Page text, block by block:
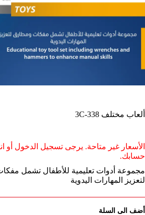
ألعاب مختلف 338-3C
الأسعار غير متاحة. يرجى تسجيل الدخول أو
حسابك.
مجموعة أدوات تعليمية للأطفال تشمل
لتعزيز المهارات اليدوية
أضف الى السلة